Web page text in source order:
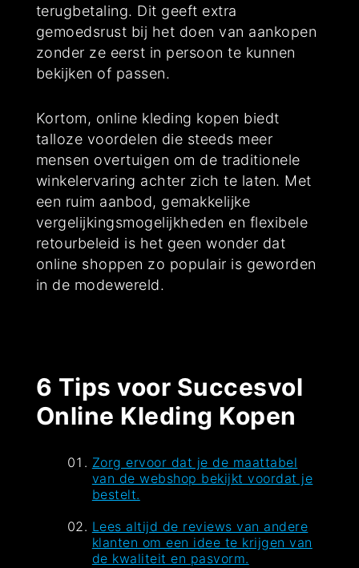
terugbetaling. Dit geeft extra
gemoedsrust bij het doen van aankopen
zonder ze eerst in persoon te kunnen
bekijken of passen.
Kortom, online kleding kopen biedt
talloze voordelen die steeds meer
mensen overtuigen om de traditionele
winkelervaring achter zich te laten. Met
een ruim aanbod, gemakkelijke
vergelijkingsmogelijkheden en flexibele
retourbeleid is het geen wonder dat
online shoppen zo populair is geworden
in de modewereld.
6 Tips voor Succesvol
Online Kleding Kopen
Zorg ervoor dat je de maattabel
van de webshop bekijkt voordat je
bestelt.
Lees altijd de reviews van andere
klanten om een idee te krijgen van
de kwaliteit en pasvorm.